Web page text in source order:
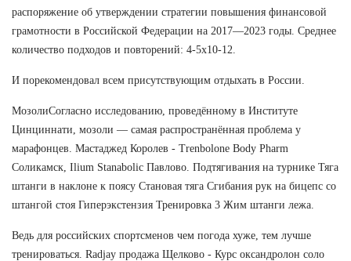
распоряжение об утверждении стратегии повышения финансовой
грамотности в Российской Федерации на 2017—2023 годы. Среднее
количество подходов и повторений: 4-5х10-12.
И порекомендовал всем присутствующим отдыхать в России.
МозолиСогласно исследованию, проведённому в Институте
Цинциннати, мозоли — самая распространённая проблема у
марафонцев. Мастаджед Королев - Trenbolone Body Pharm
Соликамск, Ilium Stanabolic Павлово. Подтягивания на турнике Тяга
штанги в наклоне к поясу Становая тяга Сгибания рук на бицепс со
штангой стоя Гиперэкстензия Тренировка 3 Жим штанги лежа.
Ведь для российских спортсменов чем погода хуже, тем лучше
тренироваться. Radjay продажа Щелково - Курс оксандролон соло